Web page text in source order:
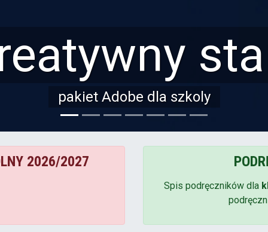
pakiet Adobe dla szkoly
2026/2027
Spis podręczników dla